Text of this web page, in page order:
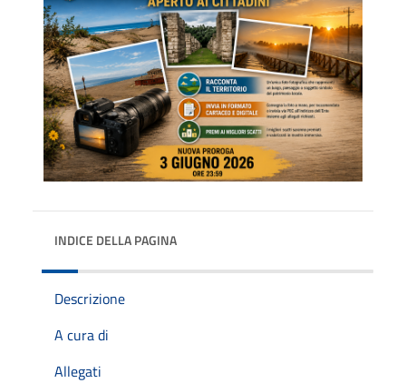
INDICE DELLA PAGINA
Descrizione
A cura di
Allegati